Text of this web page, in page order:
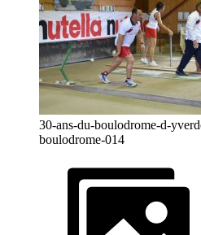
30-ans-du-boulodrome-d-
boulodrome-014